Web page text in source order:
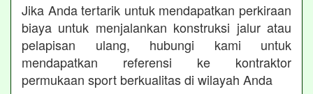
Jika Anda tertarik untuk mendapatkan perkiraan
biaya untuk menjalankan konstruksi jalur atau
pelapisan ulang, hubungi kami untuk
mendapatkan referensi ke kontraktor
permukaan sport berkualitas di wilayah Anda